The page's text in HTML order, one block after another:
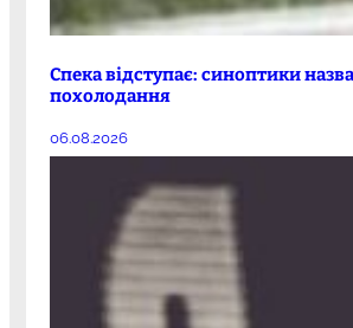
Спека відступає: синоптики
похолодання
06.08.2026